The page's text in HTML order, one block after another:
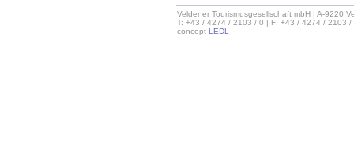
Veldener Tourismusgesellschaft mbH | A-9220
T: +43 / 4274 / 2103 / 0 | F: +43 / 4274 / 2103
concept LEDL